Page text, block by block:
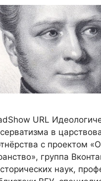
URL
в
с проектом
группа
наук,